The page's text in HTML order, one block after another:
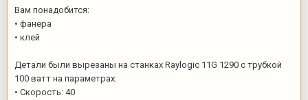
Вам понадобится:
• фанера
• клей
Детали были вырезаны на станках Raylogic 11G 1290 с трубкой
100 ватт на параметрах:
• Скорость: 40